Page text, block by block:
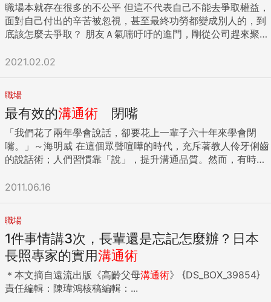
充滿問號：「咦？他在說什麼？」、「該怎麼做好呢？」如果
主管一開頭先表明主題：「關於廣告授權玩偶的活動贈品配
送……」業務人員將能一聽就懂。 要是不清楚「主題」為何，
取對方發言，自己往往更加拚命地猜想：「究竟在說什麼
啊？」如此一來，將無法專注於對方表達的內容上。 各位平常
想表達些什麼之時，幾乎都是「事出突然」。比如突然造訪對
方、突然找對方談話、突然開始說明。這時，突然告知對方
「重點是○○」，想必對方也不知各位所云，完全無法理解
吧。 對方通常是在一片純白的狀態下，開始聆聽各位所言。務
必一開始便告知「主題」及談話內容的全貌，藉此讓聆聽者做
好「腦袋的準備動作」。 只要能讓對方預知「原來接下來要說
的是這件事啊」，對方將更加容易一聽就懂。 嘗試以TNPREP
法則整理表達內容不再讓人質問：「究竟想說什麼？」 舉凡簡
僅貴公司委託翻譯的合約書或使用說明書得以更快交件，即使
專業性極高的文件，也能因應處理。【有利於對方的內容（扣
人心弦）】 可以為您介紹從4月份開始的全新翻譯服務嗎？
【主題及步驟確認】 重點有二：【個數】 （1）即使是需要緊
急處理的翻譯文件，本公司也能迅速因應。（2）特殊語言及
專業性內容，本公司都能因應處理。【結論】」 「至於為何能
充」，是比較適當的應對方式。 不隨壞話或牢騷起舞 當主管
抱怨某人不夠機靈時： （X）「對啊！您說得沒錯！」 在這種
狀況中，不加思索的以「說得沒錯、說得沒錯」附和對方，或
剝奪被抱怨對象的改進和成長機會。 （O）「是啊，不過跟剛
進公司時比起來，算是有進步了。」 先附和對方，再用不經意
的語氣補充說明。如果當事者是自己的下屬，則要回答：「很
抱歉，從現在開始我會特別留意。」主管對你的評價也會跟著
提升。 {DS_BOX_36572} ＊本文摘自一起來出版《贏得好人
代藝術品的嗜好？ 朱：每一件藝術品，我們都會討論要放在哪
裡。例如，三樓樓梯間安置了David Batchelor的彩色燈箱，
因此，特別在燈箱對面設計了小小通廊，觀者可以換個位子欣
賞。 另外，走廊的玻璃，還可以反映燈箱的色彩。 曾：開始
住之後，我常會無意間發現設計師安排的驚喜。像我坐在書房
裡往前望，才發現原來長型窗裡的景觀，是落羽松的枝幹。還
有一次我在一樓的客廳，往上看，才發現天花板有道長型的亮
光，那是二樓更衣室的燈投射下來的。 朱：當代藝術品是會讓
人思考的，所以我希望這個空間，也能讓Rudy有這樣的樂趣。
3.將氣候納入改建考量 問：華城的冬天特別冷，但有住在華城
的朋友說，一進你家就會覺得特別暖！ 曾：搬到新家之前，我
在華城租房子住，曾經有半夜翻個身，臉就被枕頭冰醒的經
冷，溫度平均比市區低五到十度，我在外牆上加了一層大約三
十公分的EPS板（一種保溫斷熱用的層板，在歐美地區經常被
使用）。而且為了節省成本，我沒有把原本的牆打掉，而是直
接把EPS板加在上面。 問：就像是替房子穿上一件衣服嗎？
朱：對！而且山上風大，另外做了雙層玻璃的鋁門窗，中間抽
成真空，就可以防止結露，隔熱跟隔音的效果都不錯。 曾：老
房子的密合度很重要，我以前在華城租房子，還曾遇到蛇鑽進
來的經驗，所以買中古屋，門窗都得要重新做過。 4.預算與建
材須事先確認 曾：業主有時候跟設計師說，我要「質感好」的
的8成心力，所以老闆沒有多餘力氣去理解下屬是常理中事，
所以一個拚博著希望在老闆面前展現積極度的下屬，可依下面
4步驟主動教會老闆如何使用自己。 步驟一、建立職場人設很
多，專心打磨一樣專屬的職能，例如專精寫企劃、善於跨部門
協商談判、程式能力很強等，最好是讓老闆將你與專精能力綁
定，跟寫作相關文字活就找阿米本人之類就是成功的職場人
設。 但職場工作者千萬不能為標新立異而誤入個人能力陷阱，
選定了沒有辨識度或是太多鈄槓的職場人設，就像是大明是固
定報告壞消息的角色，或是想到粗重活就找小華等這種愈出名
愈扣分的設定，搞得老闆最後把自己定位成討厭鬼或免洗筷般
的存在。 步驟二、主動製造幫忙的機會、詢問但不強迫 有了
要像搶答遊戲一樣拼命在老闆面前舉手說：「選我！選我！」
主動完成清理，還注意司機酒駕的狀況並提出代駕要求，總
之，他不是坐等老闆召喚給予明確工作，而是營造合適機會協
助對方，以詢問但不強迫的方式接近老闆。 步驟三、老闆care
的不外乎省時間或省錢 下屬常見提供的協助，不外乎勞動庶
務，另一種更高竿的協助方式就是幫助老闆優化公務，例如老
闆決策要提出今年要推動某個新企劃，但你在前期研究過程發
職場本就存在很多的不公平 但這不代表自己不能去爭取權益，
面對自己付出的辛苦被忽視，甚至最終功勞都變成別人的，到
底該怎麼去爭取？ 朋友Ａ氣喘吁吁的進門，剛從公司趕來聚餐
不住問：「怎麼啦？一副臭臉，你們公司又哪個人得罪你
大，大家搶業績都來不及，你還幫別人做？」Ａ：「我也不願
意啊！我先前不是跟你們提過我去年整年都在忙一個很重要的
專案嗎？」 我和Ｂ不約而同點點頭，印象中那時候Ａ忙到都沒
時間跟我們吃飯，我說：「那時候你還說你們主管說你弄的不
錯，到時候專案結束，記你功勞一筆。」Ａ說：「我都做了
90%，但後來我調去另一單位支援，那個專案就讓同事Ｃ去承
雖然有點不高興但也沒多說話，主管安慰說我們是個team，我
想說我還是把新單位手上的專案趕緊處理，結果Ｃ上個月又調
來我們單位，然後Ｃ負責的專案要收尾了，因為上次的案件讓
Ｃ變成紅人，所以Ｃ跟主管說需要人支援，主管就要我去支援
Ｃ，我跟主管說我的專案也進入尾聲，我也很忙，結果主管說
你比較有經驗，你支援Ｃ一下，到時候獎金算你一份啦。可是
我又不是計較獎金！」Ａ越說越氣憤，說到這裡眼眶都濕了。
Ｂ拍拍Ａ的肩膀說：「給你呼呼，我知道你要的是主導權，前
2021.02.02
職場
最有效的溝通術 閉嘴
「我們花了兩年學會說話，卻要花上一輩子六十年來學會閉
嘴。」～海明威 在這個眾聲喧嘩的時代，充斥著教人伶牙俐齒
的說話術；人們習慣靠「說」，提升溝通品質。然而，有時
關鍵在於讀懂人心，但多數人忙著表達自己，卻一點也不懂對
明威（Ernest Miller Hemingway），他曾是戰地記者，傳遞
消息是他的謀生本領，他並非不擅說話，卻出了名惜字如金，
甚至說出「要花六十年學閉嘴」的名言。 再如提出相對論的愛
因斯坦（Albert Einstein），有著打破砂鍋問到底的求真性
格，在學生時代不惜惹惱老師，但大師淬煉畢生的智慧卻是：
「如果A等於成功，那麼在A＝X＋Y＋Z的公式裡，X是工作，
2011.06.16
職場
1件事情講3次，長輩還是忘記怎麼辦？日本
長照專家的實用溝通術
＊本文摘自遠流出版《高齡父母溝通術》 {DS_BOX_39854}
責任編輯：陳瑋鴻核稿編輯：...